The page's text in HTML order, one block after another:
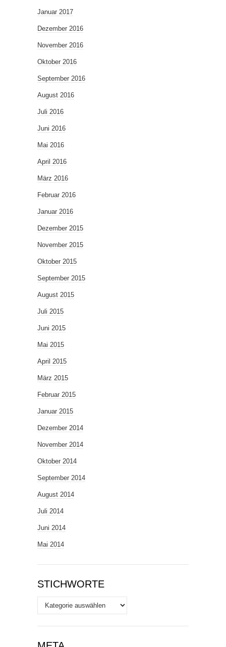
Januar 2017
Dezember 2016
November 2016
Oktober 2016
September 2016
August 2016
Juli 2016
Juni 2016
Mai 2016
April 2016
März 2016
Februar 2016
Januar 2016
Dezember 2015
November 2015
Oktober 2015
September 2015
August 2015
Juli 2015
Juni 2015
Mai 2015
April 2015
März 2015
Februar 2015
Januar 2015
Dezember 2014
November 2014
Oktober 2014
September 2014
August 2014
Juli 2014
Juni 2014
Mai 2014
STICHWORTE
Stichworte